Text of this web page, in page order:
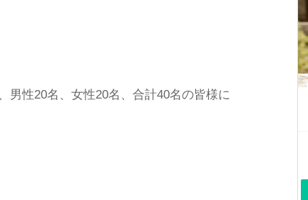
男性20名、女性20名、合計40名の皆様に